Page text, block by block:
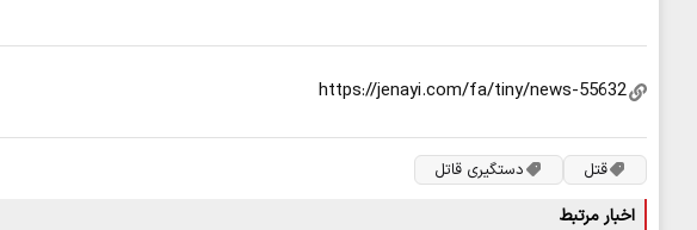
قتل دستگیری قاتل
اخبار مرتبط